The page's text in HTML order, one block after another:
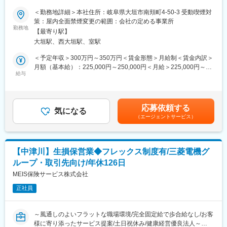
仕事内容などについて一から学んでいただきます。
その後もOJTプログラムにてインプット・アウトプット両方の実
践研修をご用意しています。また、チーム制を導入していますの
で、安心して働ける環境です。
・直接生命保険の販売を担当いただくことはなく、個人営業への
異動もありません。※多くの販売担当者に自分の代わりに営業をし
女性管理職も積極的に登用しています。また社内公募制度を通じ
て、企画やプロジェクト担当へのキャリアチェンジが可能です。
変更の範囲：会社の定める業務
■募集背景
これまで社内SEはベテラン社員2名体制で対応してきましたが、
将来を見据えた組織の若返りと体制強化のため、新たに人材を募
集します。
長期的な育成を前提としているため、IT業界未経験の方でも安心
してご応募いただけます。
トするポジションです。
高度な開発業務ではなく、まずはヘルプデスク対応や簡単なシス
テム運用からスタートし、段階的に業務の幅を広げていきます。
・社内からの問い合わせ対応（PCの不具合、システム操作に関す
る質問など）
・トラブル発生時の一次対応および原因の切り分け
・外部ベンダーとの窓口業務（修理やシステム改善の調整）
・社内ホームページの修正や簡単な更新作業
・チャットツールや各種社内システムの運用サポート
・IT機器の管理（PCの設定・入替など）
※入社後は先輩社員と一緒に業務を進めながら徐々に覚えていただ
勤務地
＜勤務地詳細＞本社住所：岐阜県大垣市南頬町4-50-3 受動喫煙対
策：屋内全面禁煙変更の範囲：会社の定める事業所
【最寄り駅】
大垣駅、西大垣駅、室駅
給与
＜予定年収＞300万円～350万円＜賃金形態＞月給制＜賃金内訳＞
月額（基本給）：225,000円～250,000円＜月給＞225,000円～
あります。月給(月額)は固定手当を含めた表記です。
気になる 応募依頼する
（エージェントサービス）
【中津川】生損保営業◆フレックス制度有/三菱電機グ
ループ・取引先向け/年休126日
MEIS保険サービス株式会社
正社員
～風通しのよいフラットな職場環境/完全固定給で歩合給なし/お客
様に寄り添ったサービス提案/土日祝休み/健康経営優良法人～